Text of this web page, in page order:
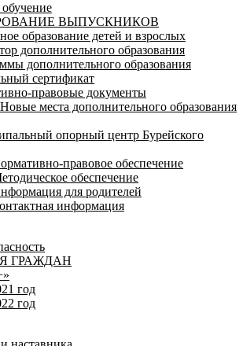
ВЫПУСКНИКОВ
образование детей и взрослых
дополнительного образования
дополнительного образования
сертификат
правовые документы
места дополнительного образования
опорный центр Бурейского
правовое обеспечение
обеспечение
для родителей
информация
ГРАЖДАН
год
год